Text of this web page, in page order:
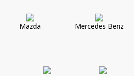
Mazda Mercedes Benz